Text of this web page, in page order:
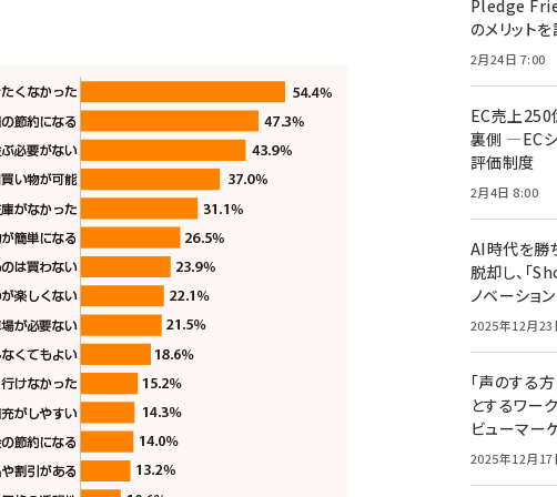
Pledge
のメリット
2月24日 7:00
EC売上250
裏側 ―ECシ
評価制度
2月4日 8:00
AI時代を勝
脱却し、「
ノベーション
2025年12月23
「声のする
とするワー
ビューマー
2025年12月17